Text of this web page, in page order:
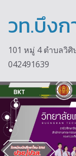
content
วท.บึงก
101 หมู่ 4 ตำบลวิศิ
042491639